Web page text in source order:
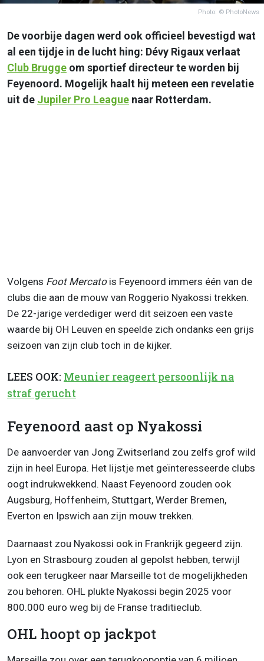
Photo: © PhotoNews
De voorbije dagen werd ook officieel bevestigd wat
al een tijdje in de lucht hing: Dévy Rigaux verlaat
Club Brugge om sportief directeur te worden bij
Feyenoord. Mogelijk haalt hij meteen een revelatie
uit de Jupiler Pro League naar Rotterdam.
Volgens Foot Mercatois Feyenoord immers één van de
clubs die aan de mouw van Roggerio Nyakossi trekken.
De 22-jarige verdediger werd dit seizoen een vaste
waarde bij OH Leuven en speelde zich ondanks een grijs
seizoen van zijn club toch in de kijker.
LEES OOK: Meunier reageert persoonlijk na
straf gerucht
Feyenoord aast op Nyakossi
De aanvoerder van Jong Zwitserland zou zelfs grof wild
zijn in heel Europa. Het lijstje met geïnteresseerde clubs
oogt indrukwekkend. Naast Feyenoord zouden ook
Augsburg, Hoffenheim, Stuttgart, Werder Bremen,
Everton en Ipswich aan zijn mouw trekken.
Daarnaast zou Nyakossi ook in Frankrijk gegeerd zijn.
Lyon en Strasbourg zouden al gepolst hebben, terwijl
ook een terugkeer naar Marseille tot de mogelijkheden
zou behoren. OHL plukte Nyakossi begin 2025 voor
800.000 euro weg bij de Franse traditieclub.
OHL hoopt op jackpot